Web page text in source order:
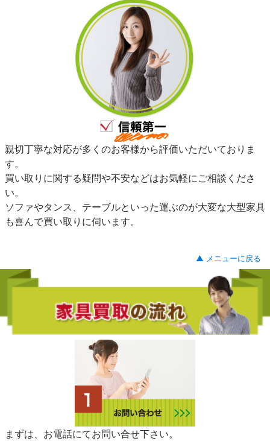
親切丁寧な対応が多くのお客様から評価いただいておりま
す。
買い取りに関する疑問や不安などはお気軽にご相談くださ
い。
ソファやタンス、テーブルといった運ぶのが大変な大型家具
も喜んで買い取りに伺います。
▲ メニューに戻る
まずは、お電話にてお問い合せ下さい。